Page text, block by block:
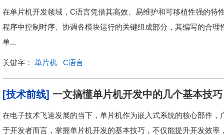
在单片机开发领域，C语言凭借其高效、易维护和可移植性强的
程序中控制时序、协调各模块运行的关键组成部分，其编写的合
单...
关键字： 单片机 C语言
[技术前线] 一文搞懂单片机开发中的几个基本技巧
在电子技术飞速发展的当下，单片机作为嵌入式系统的核心部件
于开发者而言，掌握单片机开发的基本技巧，不仅能提升开发效